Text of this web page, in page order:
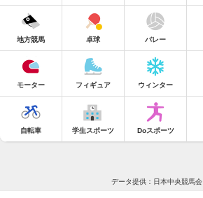
地方競馬 卓球 バレー
モーター フィギュア ウィンター
自転車 学生スポーツ Doスポーツ
データ提供：日本中央競馬会